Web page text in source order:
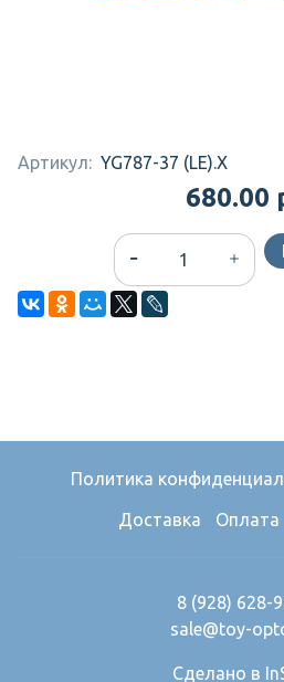
Артикул: YG787-37 (LE).X
680.00
Политика
Доставка Оплата
8 (928) 628-
sale@toy-
Сделано в